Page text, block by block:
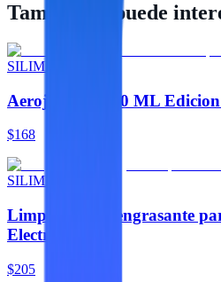
También te puede
SILIMEX
Aerojet 360° 660 ML Edicion
$168
SILIMEX
Limpiador Desengrasante
Electrónicos
$205